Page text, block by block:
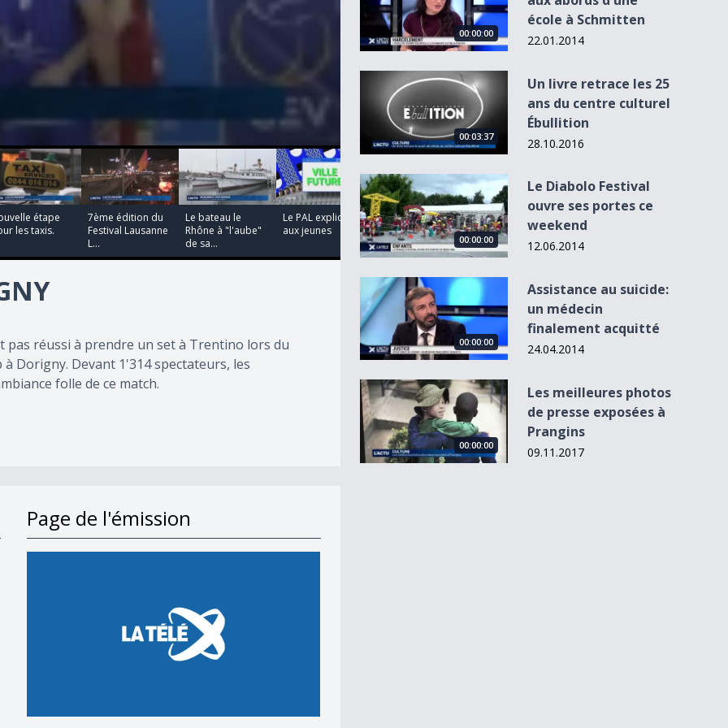
étape
les taxis.
7ème édition du
Festival Lausanne
L...
Le bateau le
Rhône à "l'aube"
de sa...
Le PAL expliqué
aux jeunes
l'USP dénonce la
politique
agricole...
00:02:26
Une Cendrillon
tout juste sortie
de...
Retour des
températures
hivernales
réussi à prendre un set à Trentino lors du
à Dorigny. Devant 1'314 spectateurs, les
folle de ce match.
2018
Page de l'émission
00:00:00
école à Schmitten
22.01.2014
Un livre retrace les 25 ans du centre culturel Ébullition
00:03:37
Un livre retrace les 25
ans du centre culturel
Ébullition
28.10.2016
Le Diabolo Festival ouvre ses portes ce weekend
00:00:00
Le Diabolo Festival
ouvre ses portes ce
weekend
12.06.2014
Assistance au suicide: un médecin finalement acquitté
00:00:00
Assistance au suicide:
un médecin
finalement acquitté
24.04.2014
Les meilleures photos de presse exposées à Prangins
00:00:00
Les meilleures photos
de presse exposées à
Prangins
09.11.2017